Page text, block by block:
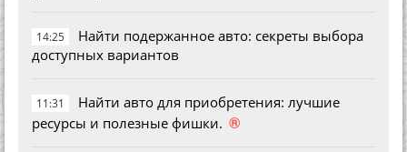
14:25
Найти подержанное авто: секреты выбора
доступных вариантов
11:31
Найти авто для приобретения: лучшие
ресурсы и полезные фишки. ®